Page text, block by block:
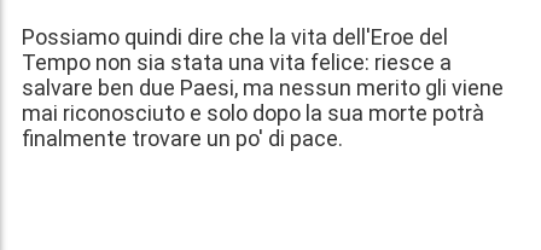
Possiamo quindi dire che la vita dell'Eroe del
Tempo non sia stata una vita felice: riesce a
salvare ben due Paesi, ma nessun merito gli viene
mai riconosciuto e solo dopo la sua morte potrà
finalmente trovare un po' di pace.